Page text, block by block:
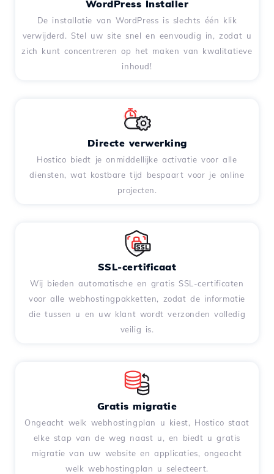
WordPress Installer
De installatie van WordPress is slechts één klik
verwijderd. Stel uw site snel en eenvoudig in, zodat u
zich kunt concentreren op het maken van kwalitatieve
inhoud!
Directe verwerking
Hostico biedt je onmiddellijke activatie voor alle
diensten, wat kostbare tijd bespaart voor je online
projecten.
SSL-certificaat
Wij bieden automatische en gratis SSL-certificaten
voor alle webhostingpakketten, zodat de informatie
die tussen u en uw klant wordt verzonden volledig
veilig is.
Gratis migratie
Ongeacht welk webhostingplan u kiest, Hostico staat
elke stap van de weg naast u, en biedt u gratis
migratie van uw website en applicaties, ongeacht
welk webhostingplan u selecteert.